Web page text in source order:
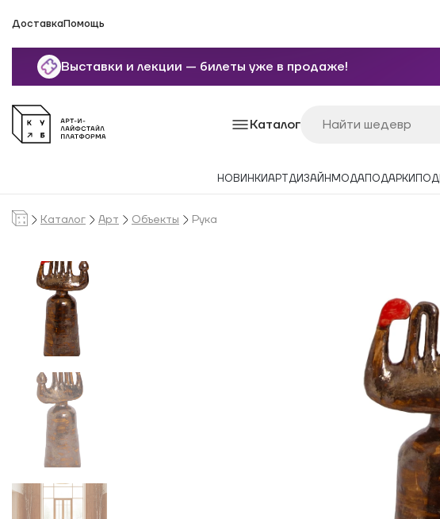
ДоставкаПомощь
Выставки и лекции — билеты уже в продаже!
Каталог
НОВИНКИАРТДИЗАЙН МОДАПОДАРКИ
Каталог Арт Объекты Рука